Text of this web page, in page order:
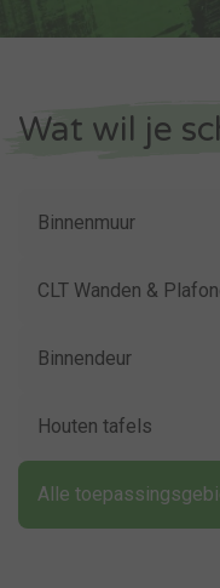
Wat wil je
Binnenmuur
CLT Wanden &
Binnendeur
Houten tafels
Alle